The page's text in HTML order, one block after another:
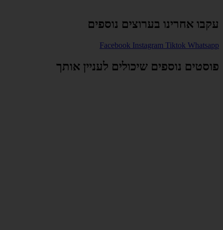
עקבו אחרינו בערוצים נוספים
Facebook Instagram Tiktok Whatsapp
פוסטים נוספים שיכולים לעניין אותך